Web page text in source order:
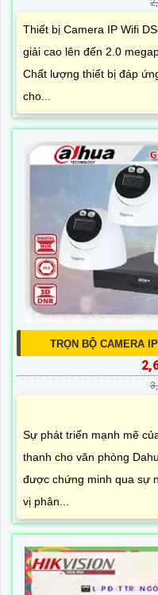
DS-
Thiết bị Camera IP Wifi
giải cao lên đến 2.0
Chất lượng thiết bị đáp
cho...
TRỌN BỘ CAMERA